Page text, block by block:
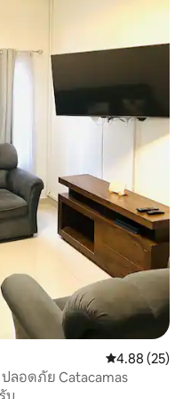
คะแนนเฉลี่ย
4.88 (25)
ลอดภัย Catacamas
บ